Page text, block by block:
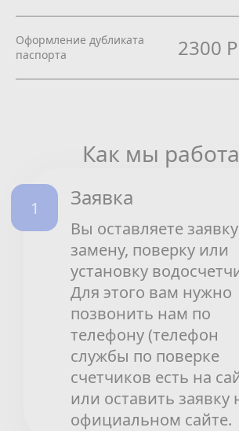
Оформление дубликата
паспорта
2300 Р
Как мы
Заявка
Вы оставляете
замену, поверку или
установку
Для этого вам нужно
позвонить нам по
телефону (телефон
службы по поверке
счетчиков есть на
или оставить заявку
официальном сайте.